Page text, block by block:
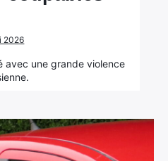
2026
avec une grande violence